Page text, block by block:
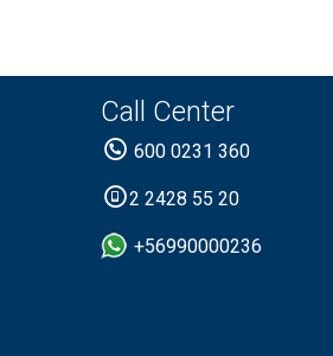
Call Center
600 0231 360
2 2428 55 20
+56990000236